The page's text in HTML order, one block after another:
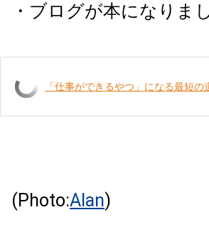
・ブログが本になりま
「仕事ができるやつ」になる最短の
(Photo:Alan)